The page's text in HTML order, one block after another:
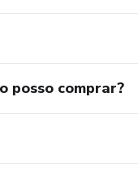
posso comprar?